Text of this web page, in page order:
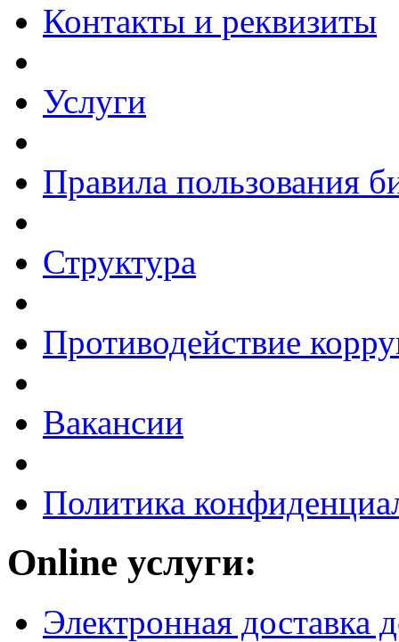
Контакты и реквизиты
Услуги
Правила пользования
Структура
Противодействие
Вакансии
Политика
Online услуги:
Электронная доставка